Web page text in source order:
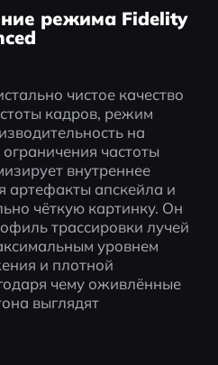
режима Fidelity
чистое качество
кадров, режим
на
частоты
внутреннее
артефакты апскейла и
чёткую картинку. Он
трассировки лучей
уровнем
и плотной
чему оживлённые
выглядят